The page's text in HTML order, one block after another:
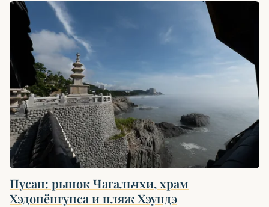
Пусан: рынок Чагальчхи, храм
Хэдонёнгунса и пляж Хэундэ